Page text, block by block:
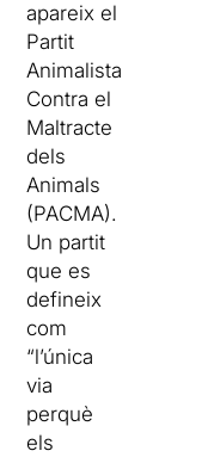
apareix el
Partit
Animalista
Contra el
Maltracte
dels
Animals
(PACMA).
Un partit
que es
defineix
com
“l’única
via
perquè
els